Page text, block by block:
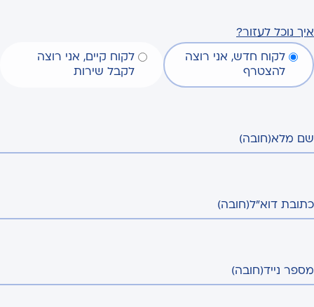
איך נוכל לעזור?
לקוח חדש, אני רוצה
להצטרף
לקוח קיים, אני רוצה
לקבל שירות
שם מלא(חובה)
כתובת דוא"ל(חובה)
מספר נייד(חובה)